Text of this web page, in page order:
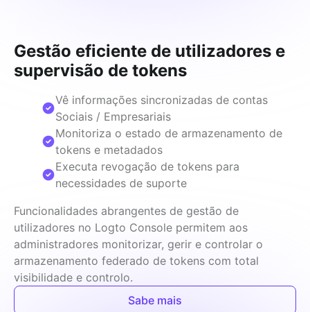
Gestão eficiente de utilizadores e
supervisão de tokens
Funcionalidades abrangentes de gestão de
utilizadores no Logto Console permitem aos
administradores monitorizar, gerir e controlar o
armazenamento federado de tokens com total
visibilidade e controlo.
Vê informações sincronizadas de contas
Sociais / Empresariais
Monitoriza o estado de armazenamento de
tokens e metadados
Executa revogação de tokens para
necessidades de suporte
Sabe mais